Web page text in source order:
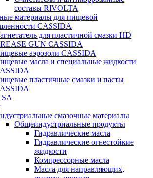
составы RIVOLTA
материалы для пищевой
CASSIDA
для пластичной смазки HD
GUN CASSIDA
аэрозоли CASSIDA
масла и специальные жидкости
пластичные смазки и пасты
смазочные материалы
Общеиндустриальные продукты
Гидравлические масла
Гидравлические огнестойкие
жидкости
Компрессорные масла
Масла для направляющих,